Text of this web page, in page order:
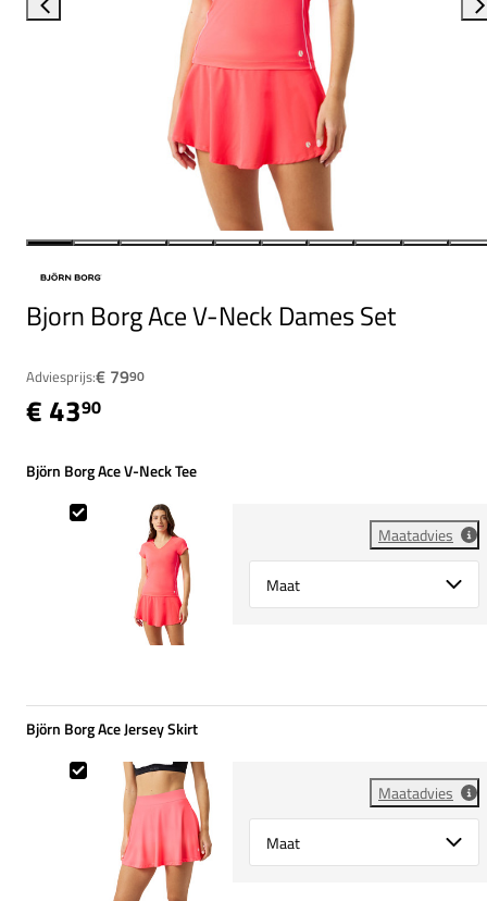
Bjorn Borg Ace V-Neck Dames Set
Adviesprijs:€ 7990
€ 4390
Björn Borg Ace V-Neck Tee
Maatadvies
Select {option} for {name}
Björn Borg Ace V-Neck Tee
Björn Borg Ace Jersey Skirt
Maatadvies
Select {option} for {name}
Björn Borg Ace Jersey Skirt